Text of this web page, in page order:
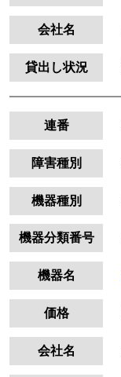
会社名
貸出し状況
連番
障害種別
機器種別
機器分類番号
機器名
価格
会社名